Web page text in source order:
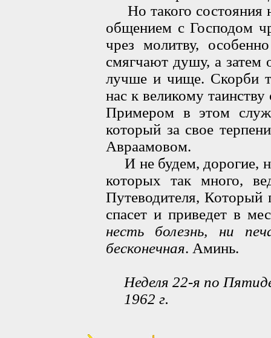
Но такого состояния
общением с Господом
чрез молитву,
смягчают душу, а затем
лучше и чище. Скорби
нас к великому
Примером в этом
который за свое
Авраамовом.
И не будем, дорогие,
которых так много,
Путеводителя, Который
спасет и приведет в
несть болезнь, ни
бесконечная. Аминь.
Неделя 22-я по
1962 г.